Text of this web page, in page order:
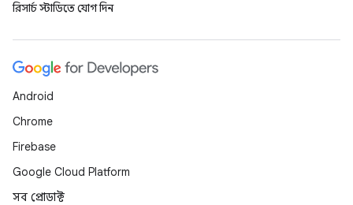
রিসার্চ স্টাডিতে যোগ দিন
Android
Chrome
Firebase
Google Cloud Platform
সব প্রোডাক্ট